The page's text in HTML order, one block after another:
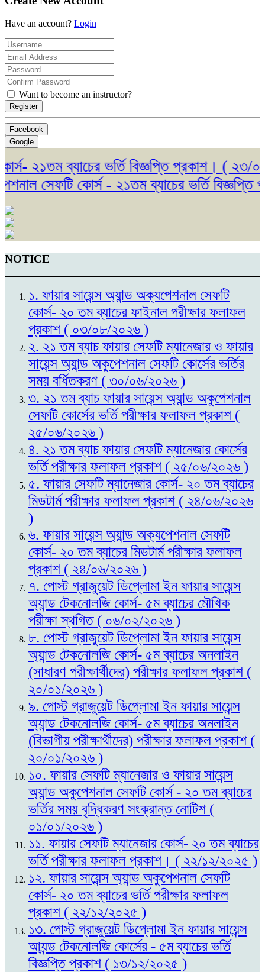
Have an account? Login
Want to become an instructor?
Register
Facebook
Google
২১তম ব্যাচের ভর্তি বিজ্ঞপ্তি প্রকাশ। ( ২৩/০৫/
সেফটি কোর্স - ২১তম ব্যাচের ভর্তি বিজ্ঞপ্তি
NOTICE
১. ফায়ার সায়েন্স অ্যান্ড অক্যপেশনাল সেফটি
কোর্স- ২০ তম ব্যাচের ফাইনাল পরীক্ষার ফলাফল
প্রকাশ ( ০৩/০৮/২০২৬ )
২. ২১ তম ব্যাচ ফায়ার সেফটি ম্যানেজার ও ফায়ার
সায়েন্স অ্যান্ড অকুপেশনাল সেফটি কোর্সের ভর্তির
সময় বর্ধিতকরণ ( ৩০/০৬/২০২৬ )
৩. ২১ তম ব্যাচ ফায়ার সায়েন্স অ্যান্ড অকুপেশনাল
সেফটি কোর্সের ভর্তি পরীক্ষার ফলাফল প্রকাশ (
২৫/০৬/২০২৬ )
৪. ২১ তম ব্যাচ ফায়ার সেফটি ম্যানেজার কোর্সের
ভর্তি পরীক্ষার ফলাফল প্রকাশ ( ২৫/০৬/২০২৬ )
৫. ফায়ার সেফটি ম্যানেজার কোর্স- ২০ তম ব্যাচের
মিডটার্ম পরীক্ষার ফলাফল প্রকাশ ( ২৪/০৬/২০২৬
)
৬. ফায়ার সায়েন্স অ্যান্ড অক্যপেশনাল সেফটি
কোর্স- ২০ তম ব্যাচের মিডটার্ম পরীক্ষার ফলাফল
প্রকাশ ( ২৪/০৬/২০২৬ )
৭. পোস্ট গ্রাজুয়েট ডিপ্লোমা ইন ফায়ার সায়েন্স
অ্যান্ড টেকনোলজি কোর্স- ৫ম ব্যাচের মৌখিক
পরীক্ষা স্থগিত ( ০৬/০২/২০২৬ )
৮. পোস্ট গ্রাজুয়েট ডিপ্লোমা ইন ফায়ার সায়েন্স
অ্যান্ড টেকনোলজি কোর্স- ৫ম ব্যাচের অনলাইন
(সাধারণ পরীক্ষার্থীদের) পরীক্ষার ফলাফল প্রকাশ (
২০/০১/২০২৬ )
৯. পোস্ট গ্রাজুয়েট ডিপ্লোমা ইন ফায়ার সায়েন্স
অ্যান্ড টেকনোলজি কোর্স- ৫ম ব্যাচের অনলাইন
(বিভাগীয় পরীক্ষার্থীদের) পরীক্ষার ফলাফল প্রকাশ (
২০/০১/২০২৬ )
১০. ফায়ার সেফটি ম্যানেজার ও ফায়ার সায়েন্স
অ্যান্ড অকুপেশনাল সেফটি কোর্স - ২০ তম ব্যাচের
ভর্তির সময় বৃদ্ধিকরণ সংক্রান্ত নোটিশ (
০১/০১/২০২৬ )
১১. ফায়ার সেফটি ম্যানেজার কোর্স- ২০ তম ব্যাচের
ভর্তি পরীক্ষার ফলাফল প্রকাশ। ( ২২/১২/২০২৫ )
১২. ফায়ার সায়েন্স অ্যান্ড অকুপেশনাল সেফটি
কোর্স- ২০ তম ব্যাচের ভর্তি পরীক্ষার ফলাফল
প্রকাশ ( ২২/১২/২০২৫ )
১৩. পোস্ট গ্রাজুয়েট ডিপ্লোমা ইন ফায়ার সায়েন্স
আ্যন্ড টেকনোলজি কোর্সের - ৫ম ব্যাচের ভর্তি
বিজ্ঞপ্তি প্রকাশ ( ১৩/১২/২০২৫ )